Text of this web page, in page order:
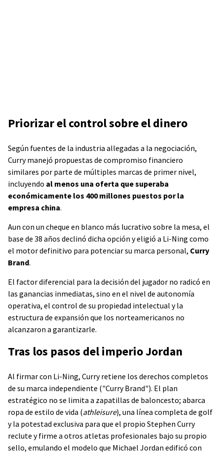
Priorizar el control sobre el dinero
Según fuentes de la industria allegadas a la negociación,
Curry manejó propuestas de compromiso financiero
similares por parte de múltiples marcas de primer nivel,
incluyendo al menos una oferta que superaba
económicamente los 400 millones puestos por la
empresa china.
Aun con un cheque en blanco más lucrativo sobre la mesa, el
base de 38 años declinó dicha opción y eligió a Li-Ning como
el motor definitivo para potenciar su marca personal, Curry
Brand.
El factor diferencial para la decisión del jugador no radicó en
las ganancias inmediatas, sino en el nivel de autonomía
operativa, el control de su propiedad intelectual y la
estructura de expansión que los norteamericanos no
alcanzaron a garantizarle.
Tras los pasos del imperio Jordan
Al firmar con Li-Ning, Curry retiene los derechos completos
de su marca independiente ("Curry Brand"). El plan
estratégico no se limita a zapatillas de baloncesto; abarca
ropa de estilo de vida (athleisure), una línea completa de golf
y la potestad exclusiva para que el propio Stephen Curry
reclute y firme a otros atletas profesionales bajo su propio
sello, emulando el modelo que Michael Jordan edificó con